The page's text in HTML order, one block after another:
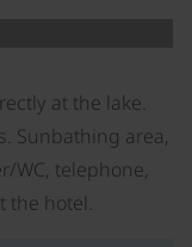
at the lake.
Sunbathing area,
WC, telephone,
the hotel.